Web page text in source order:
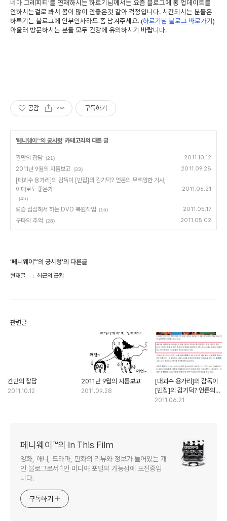
네마 그레피티'를 연재하시는 하로기님께서는 요즘 블로그에 통 업데이트를
안하시는걸로 봐서 몸이 많이 안좋은것 같아 걱정입니다. 시간되시는 분들은
하루기는 블로그에 안부인사라도 좀 남겨주세요. (하로기님 블로그 바로가기)
아울러 방문하시는 분들 모두 건강에 유의하시기 바랍니다.
공감 구독하기
'페니웨이™의 궁시렁' 카테고리의 다른 글
간만의 잡담 (21) 2011.10.12
2011년 9월의 지름보고 (33) 2011.09.28
[대괴수 용가리]의 감독이 [빈집]의 김기덕? 언론의 무책임한 기사,
이대로도 좋은가
(45)
2011.06.21
요즘 심심해서 하는 DVD 복원작업 (16) 2011.05.17
구타의 추억 (28) 2011.05.02
'페니웨이™의 궁시렁'의 다른글
현재글 최근의 근황
관련글
간만의 잡담
2011.10.12
2011년 9월의 지름보고
2011.09.28
[대괴수 용가리]의 감독이
[빈집]의 김기덕? 언론의
무책임한 기사, 이대로도
2011.06.21
페니웨이™의 In This Film
영화, 애니, 드라마, 만화의 리뷰와 정보가 들어있는 개
인 블로그로서 1인 미디어 포털의 가능성에 도전중입
니다.
구독하기